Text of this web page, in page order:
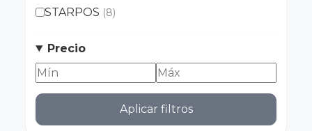
STARPOS (8)
Precio
Aplicar filtros